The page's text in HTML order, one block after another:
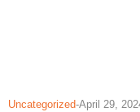
Uncategorized April 29,